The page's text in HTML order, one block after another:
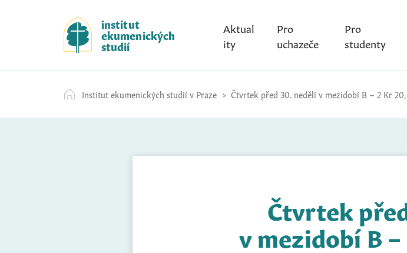
k
i
p
t
c
o
institut
ekumenických
studií
Aktual
ity
Pro
uchazeče
Pro
studenty
Institut ekumenických studií v Praze Čtvrtek před 30. nedělí v mezidobí B – 2 Kr 20,
Čtvrtek
v mezidobí B –